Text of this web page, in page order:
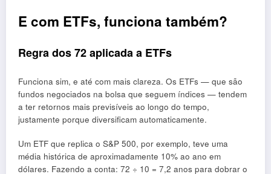
E com ETFs, funciona também?
Regra dos 72 aplicada a ETFs
Funciona sim, e até com mais clareza. Os ETFs — que são
fundos negociados na bolsa que seguem índices — tendem
a ter retornos mais previsíveis ao longo do tempo,
justamente porque diversificam automaticamente.
Um ETF que replica o S&P 500, por exemplo, teve uma
média histórica de aproximadamente 10% ao ano em
dólares. Fazendo a conta: 72 ÷ 10 = 7,2 anos para dobrar o